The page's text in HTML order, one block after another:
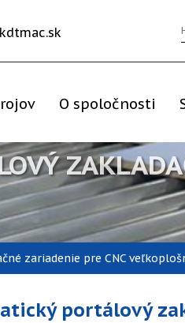
O spoločnosti
zariadenie pre CNC
portálový